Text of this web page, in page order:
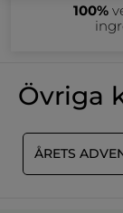
100%
Övriga
ÅRETS